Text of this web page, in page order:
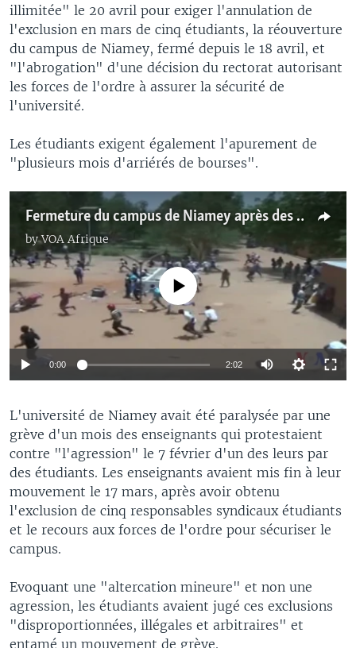
illimitée" le 20 avril pour exiger l'annulation de
l'exclusion en mars de cinq étudiants, la réouverture
du campus de Niamey, fermé depuis le 18 avril, et
"l'abrogation" d'une décision du rectorat autorisant
les forces de l'ordre à assurer la sécurité de
l'université.
Les étudiants exigent également l'apurement de
"plusieurs mois d'arriérés de bourses".
Fermeture du campus de Niamey après des violences (vidéo)
byVOA Afrique
No media source currently available
0:00 2:02
L'université de Niamey avait été paralysée par une
grève d'un mois des enseignants qui protestaient
contre "l'agression" le 7 février d'un des leurs par
des étudiants. Les enseignants avaient mis fin à leur
mouvement le 17 mars, après avoir obtenu
l'exclusion de cinq responsables syndicaux étudiants
et le recours aux forces de l'ordre pour sécuriser le
campus.
Evoquant une "altercation mineure" et non une
agression, les étudiants avaient jugé ces exclusions
"disproportionnées, illégales et arbitraires" et
entamé un mouvement de grève.